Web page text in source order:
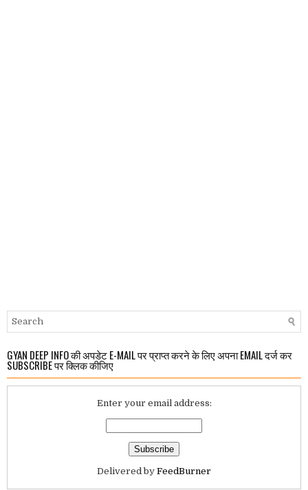
GYAN DEEP INFO की अपडेट E-MAIL पर प्राप्त करने के लिए अपना EMAIL दर्ज कर
SUBSCRIBE पर क्लिक कीजिए
Enter your email address:
Delivered by FeedBurner